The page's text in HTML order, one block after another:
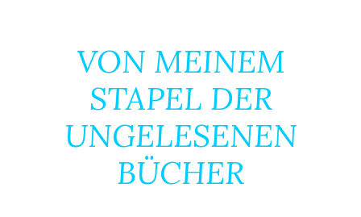
VON MEINEM
STAPEL DER
UNGELESENEN
BÜCHER